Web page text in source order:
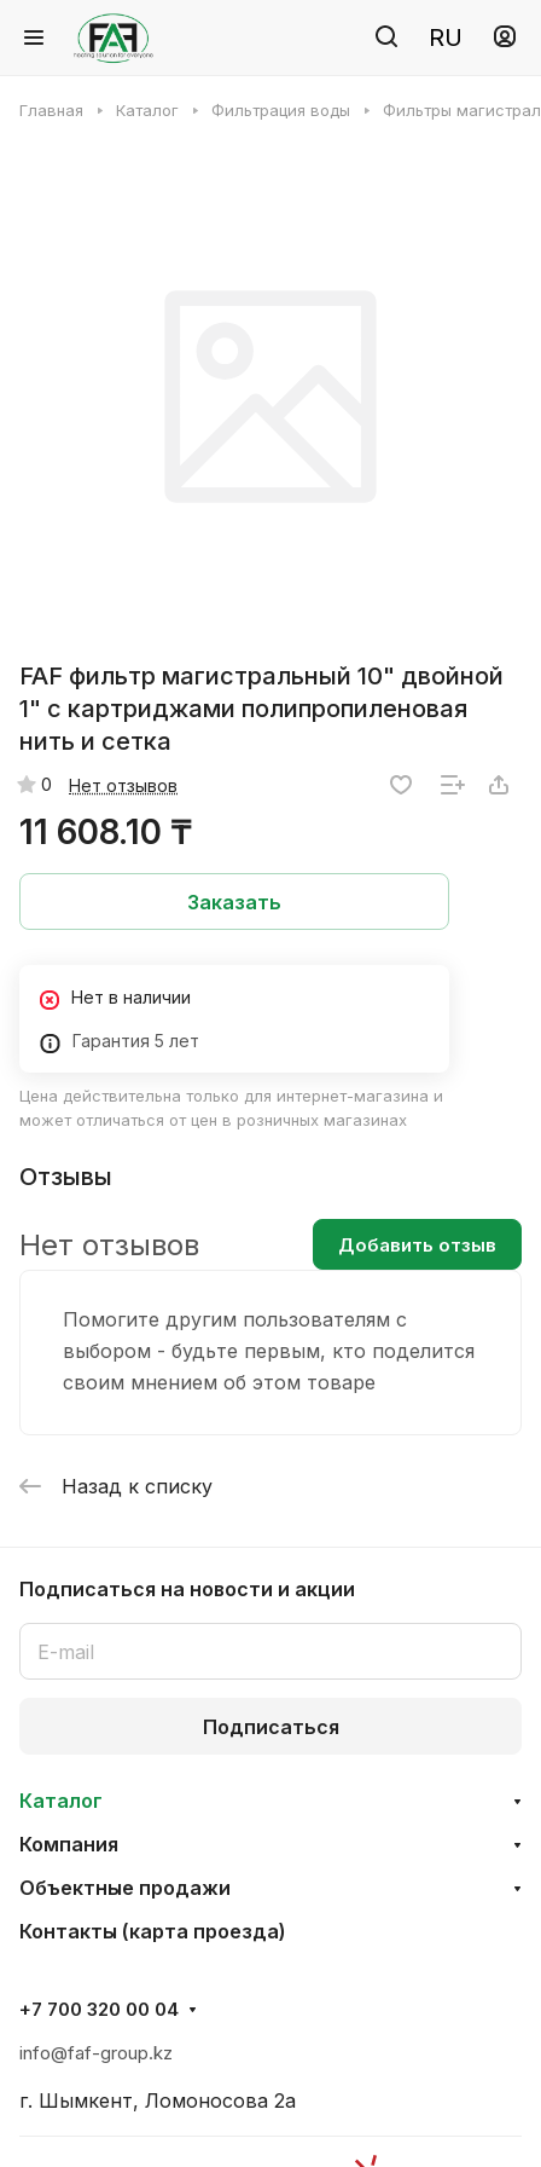
RU
Главная Каталог Фильтрация воды Фильтры
FAF фильтр магистральный 10" двойной
1" с картриджами полипропиленовая
нить и сетка
0 Нет отзывов
11 608.10 ₸
Заказать
Нет в наличии
Гарантия 5 лет
Цена действительна только для интернет-магазина и
может отличаться от цен в розничных магазинах
Отзывы
Помогите другим пользователям с
выбором - будьте первым, кто поделится
своим мнением об этом товаре
Нет отзывов Добавить отзыв
Назад к списку
Подписаться на новости и акции
Подписаться
Каталог
Компания
Объектные продажи
Контакты (карта проезда)
+7 700 320 00 04
info@faf-group.kz
г. Шымкент, Ломоносова 2а